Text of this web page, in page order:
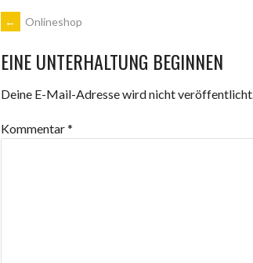
ARTIKEL-
NAVIGATION
← Onlineshop
EINE UNTERHALTUNG BEGINNEN
Deine E-Mail-Adresse wird nicht veröffentlicht.
Kommentar*